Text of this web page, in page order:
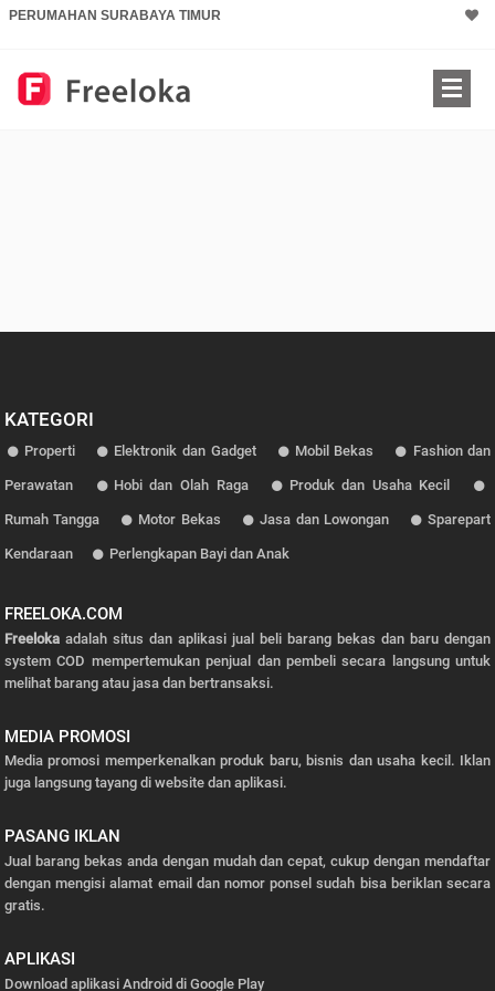
PERUMAHAN SURABAYA TIMUR
KATEGORI
Properti Elektronik dan Gadget Mobil Bekas Fashion dan
Perawatan Hobi dan Olah Raga Produk dan Usaha Kecil
Rumah Tangga Motor Bekas Jasa dan Lowongan Sparepart
Kendaraan Perlengkapan Bayi dan Anak
FREELOKA.COM
Freelokaadalah situs dan aplikasi jual beli barang bekas dan baru dengan
system COD mempertemukan penjual dan pembeli secara langsung untuk
melihat barang atau jasa dan bertransaksi.
MEDIA PROMOSI
Media promosi memperkenalkan produk baru, bisnis dan usaha kecil. Iklan
juga langsung tayang di website dan aplikasi.
PASANG IKLAN
Jual barang bekas anda dengan mudah dan cepat, cukup dengan mendaftar
dengan mengisi alamat email dan nomor ponsel sudah bisa beriklan secara
gratis.
APLIKASI
Download aplikasi Android di Google Play